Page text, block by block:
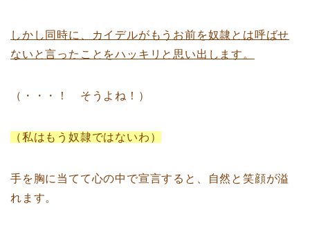
しかし同時に、カイデルがもうお前を奴隷とは呼ばせ
ないと言ったことをハッキリと思い出します。
（・・・！ そうよね！）
（私はもう奴隷ではないわ）
手を胸に当てて心の中で宣言すると、自然と笑顔が溢
れます。